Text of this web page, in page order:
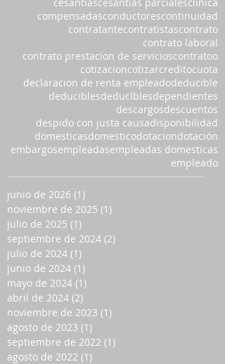
compensadasconductorescontinuidad
contratantecontratistascontrato
contrato laboral
contrato prestacion de servicioscontratoo
cotizacioncotizarcreditocuota
declaracion de renta empleadodeducible
deduciblesdeduclblesdependientes
descargosdescuentos
despido con justa causadisponibilidad
domesticasdomesticodotaciondotación
embargosempleadasempleadas domesticas
empleado
junio de 2026 (1)
noviembre de 2025 (1)
julio de 2025 (1)
septiembre de 2024 (2)
julio de 2024 (1)
junio de 2024 (1)
mayo de 2024 (1)
abril de 2024 (2)
noviembre de 2023 (1)
agosto de 2023 (1)
septiembre de 2022 (1)
agosto de 2022 (1)